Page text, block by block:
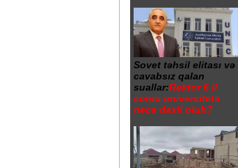
Sovet təhsil elitası və
cavabsız qalan
suallar:Rektor 6 il
sonra universitetə
necə daxil olub?